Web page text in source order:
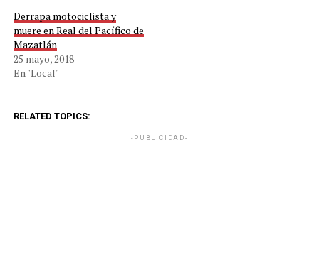
Derrapa motociclista y
muere en Real del Pacífico de
Mazatlán
25 mayo, 2018
En "Local"
RELATED TOPICS:
-PUBLICIDAD-